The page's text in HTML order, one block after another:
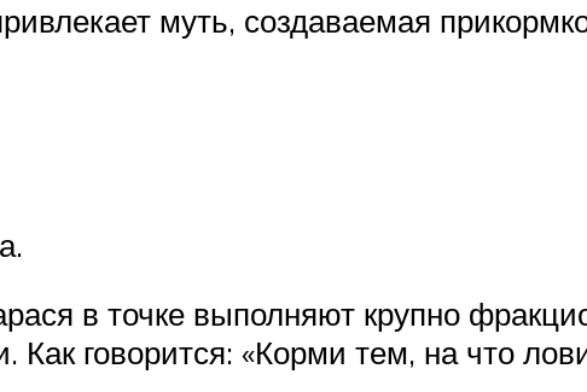
муть, создаваемая
в точке выполняют крупно
Как говорится: «Корми тем, на что